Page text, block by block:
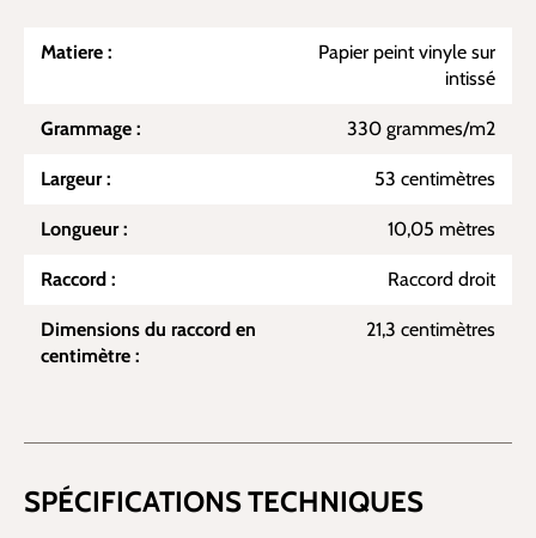
Matiere :
Papier peint vinyle sur
intissé
Grammage : 330 grammes/m2
Largeur : 53 centimètres
Longueur : 10,05 mètres
Raccord : Raccord droit
Dimensions du raccord en
centimètre :
21,3 centimètres
SPÉCIFICATIONS TECHNIQUES